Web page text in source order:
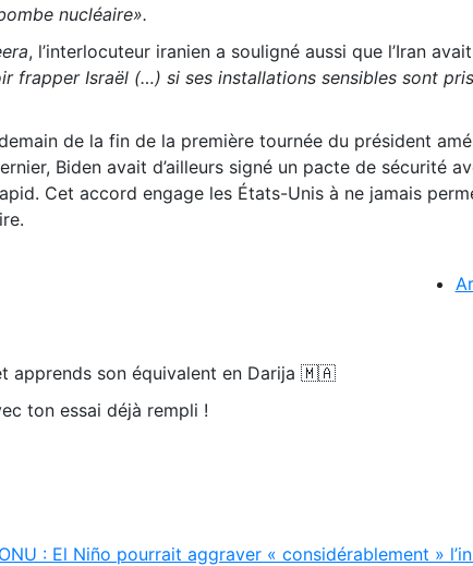
nucléaire».
, l’interlocuteur iranien a souligné aussi que l’Iran
frapper Israël (…) si ses installations sensibles sont
de la fin de la première tournée du président
Biden avait d’ailleurs signé un pacte de sécurité
Cet accord engage les États-Unis à ne jamais
apprends son équivalent en Darija 🇲🇦
ton essai déjà rempli !
ONU : El Niño pourrait aggraver « considérablement »